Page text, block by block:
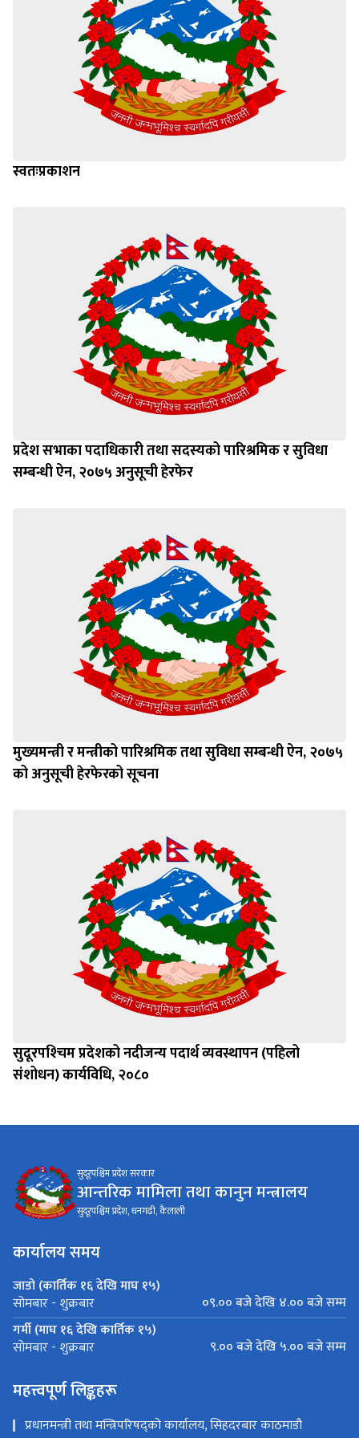
स्वतःप्रकाशन
प्रदेश सभाका पदाधिकारी तथा सदस्यको पारिश्रमिक र सुविधा
सम्बन्धी ऐन, २०७५ अनुसूची हेरफेर
मुख्यमन्त्री र मन्त्रीको पारिश्रमिक तथा सुविधा सम्बन्धी ऐन, २०७५
को अनुसूची हेरफेरको सूचना
सुदूरपश्‍चिम प्रदेशको नदीजन्य पदार्थ व्यवस्थापन (पहिलो
संशोधन) कार्यविधि, २०८०
सुदूरपश्चिम प्रदेश सरकार
आन्तरिक मामिला तथा कानुन मन्त्रालय
सुदूरपश्चिम प्रदेश, धनगढी, कैलाली
कार्यालय समय
जाडो (कार्तिक १६ देखि माघ १५)
सोमबार - शुक्रबार
०९.०० बजे देखि ४.०० बजे सम्म
गर्मी (माघ १६ देखि कार्तिक १५)
सोमबार - शुक्रबार ९.०० बजे देखि ५.०० बजे सम्म
महत्त्वपूर्ण लिङ्कहरू
प्रधानमन्त्री तथा मन्त्रिपरिषद्को कार्यालय, सिहदरबार काठमाडौ